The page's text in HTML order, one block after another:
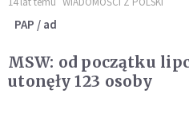
PAP / ad
MSW: od początku
utonęły 123 osoby